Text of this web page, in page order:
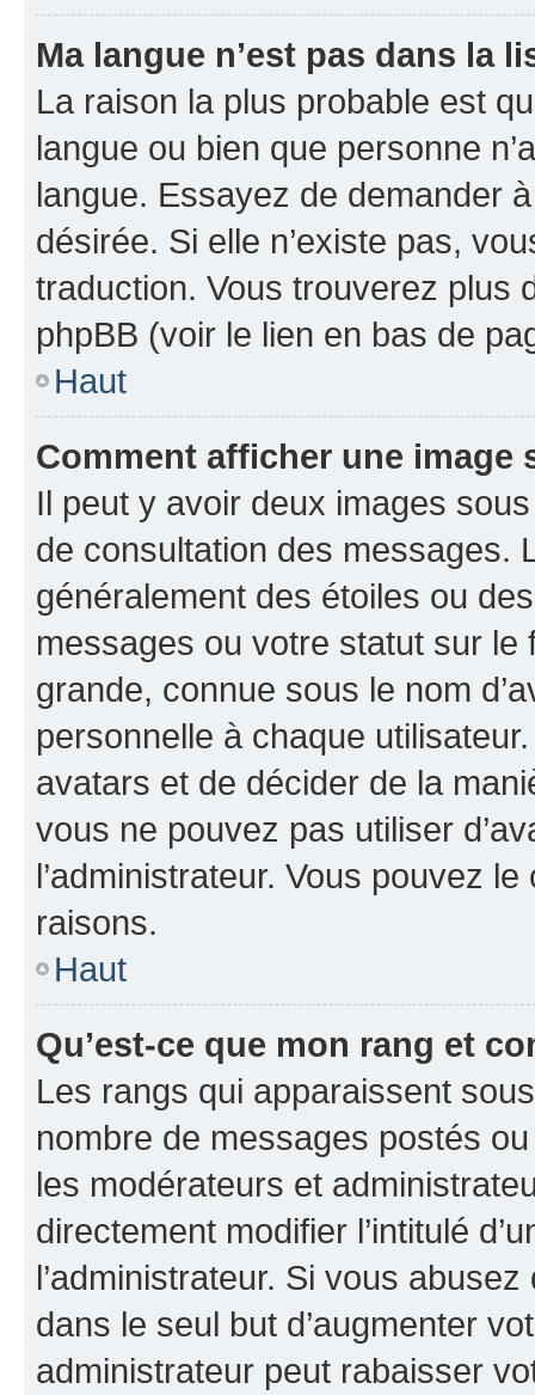
Ma langue n’est pas dans la
La raison la plus probable est
langue ou bien que personne
langue. Essayez de demander
désirée. Si elle n’existe pas,
traduction. Vous trouverez plus
phpBB (voir le lien en bas de
Haut
Comment afficher une image
Il peut y avoir deux images
de consultation des messages.
généralement des étoiles ou
messages ou votre statut sur
grande, connue sous le nom
personnelle à chaque utilisateur.
avatars et de décider de la
vous ne pouvez pas utiliser
l’administrateur. Vous pouvez
raisons.
Haut
Qu’est-ce que mon rang et
Les rangs qui apparaissent
nombre de messages postés
les modérateurs et
directement modifier l’intitulé
l’administrateur. Si vous
dans le seul but d’augmenter
administrateur peut rabaisser